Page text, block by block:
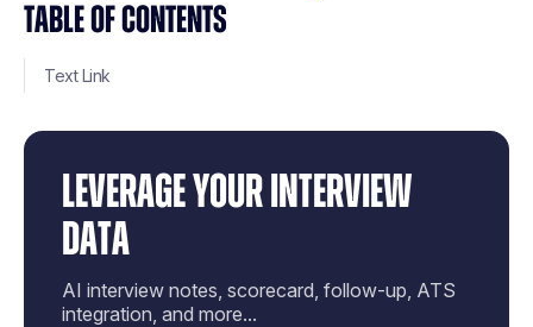
TABLE OF CONTENTS
Text Link
LEVERAGE YOUR INTERVIEW
DATA
AI interview notes, scorecard, follow-up, ATS
integration, and more...